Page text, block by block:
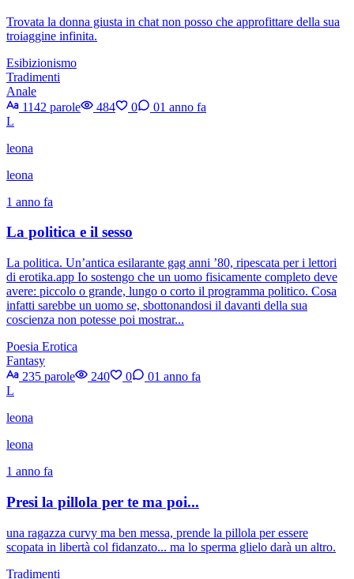
Trovata la donna giusta in chat non posso che approfittare della sua
troiaggine infinita.
Esibizionismo
Tradimenti
Anale
1142 parole
484 0 01 anno fa
L
leona
leona
1 anno fa
La politica e il sesso
La politica. Un’antica esilarante gag anni ’80, ripescata per i lettori
di erotika.app Io sostengo che un uomo fisicamente completo deve
avere: piccolo o grande, lungo o corto il programma politico. Cosa
infatti sarebbe un uomo se, sbottonandosi il davanti della sua
coscienza non potesse poi mostrar...
Poesia Erotica
Fantasy
235 parole
240 0 01 anno fa
L
leona
leona
1 anno fa
Presi la pillola per te ma poi...
una ragazza curvy ma ben messa, prende la pillola per essere
scopata in libertà col fidanzato... ma lo sperma glielo darà un altro.
Tradimenti